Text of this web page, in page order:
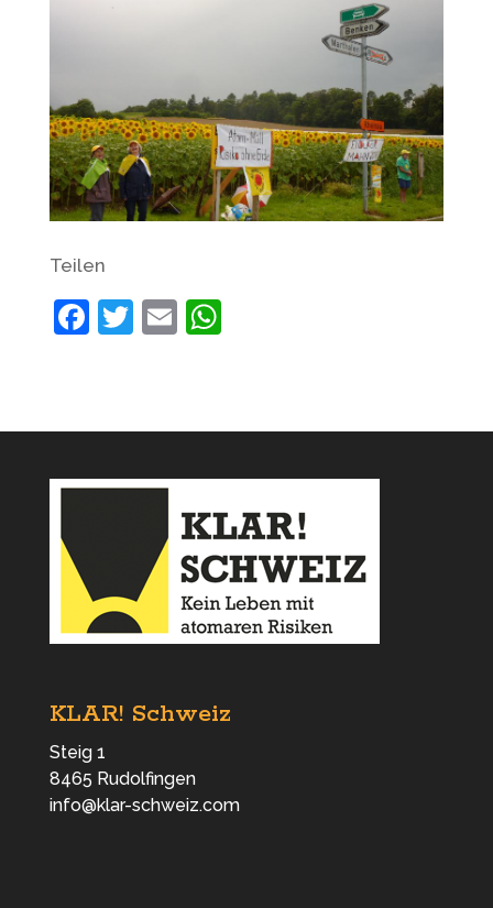
Teilen
F
e
o
T
er
E
l
W
s
p
p
KLAR! Schweiz
Steig 1
8465 Rudolfingen
info@klar-schweiz.com